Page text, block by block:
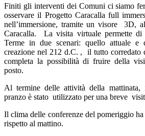
Finiti gli interventi dei Comuni ci siamo
osservare il Progetto Caracalla full
nell’immersione, tramite un visore 3D,
Caracalla. La visita virtuale permette di
Terme in due scenari: quello attuale e
creazione nel 212 d.C. , il tutto
completa la possibilità di fruire della
posto.
Al termine delle attività della mattinata,
pranzo è stato utilizzato per una breve
Il clima delle conferenze del pomeriggio
rispetto al mattino.